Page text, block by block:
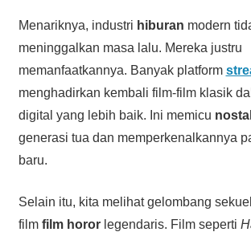
Menariknya, industri hiburan modern
meninggalkan masa lalu. Mereka justru
memanfaatkannya. Banyak platform
menghadirkan kembali film-film klasik
digital yang lebih baik. Ini memicu
generasi tua dan memperkenalkannya
baru.
Selain itu, kita melihat gelombang
film film hororlegendaris. Film seperti